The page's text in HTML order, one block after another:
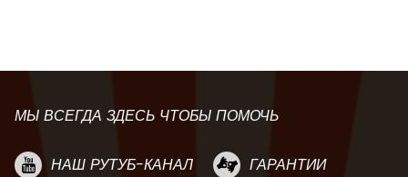
МЫ ВСЕГДА ЗДЕСЬ ЧТОБЫ ПОМОЧЬ
НАШ РУТУБ-КАНАЛ
ГАРАНТИИ